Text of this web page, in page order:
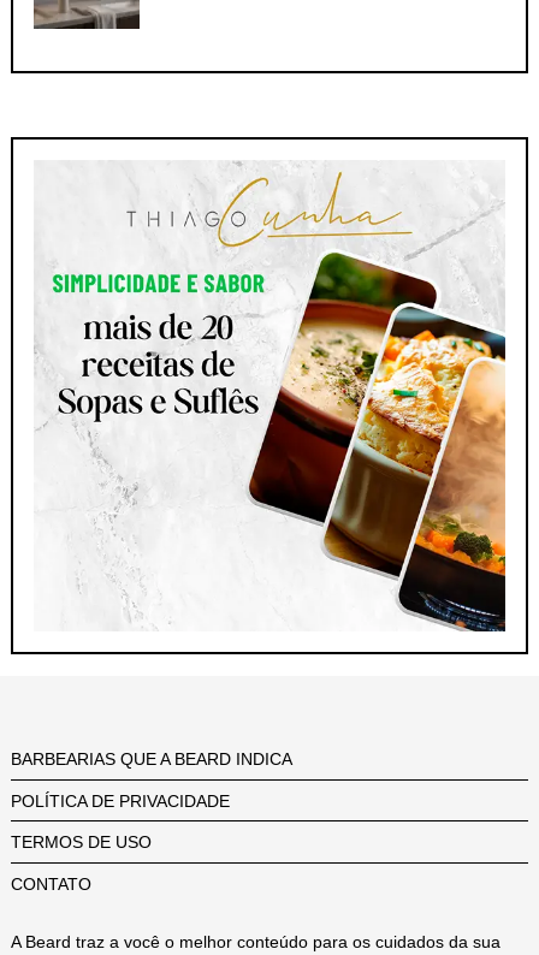
BARBEARIAS QUE A BEARD INDICA
POLÍTICA DE PRIVACIDADE
TERMOS DE USO
CONTATO
A Beard traz a você o melhor conteúdo para os cuidados da sua